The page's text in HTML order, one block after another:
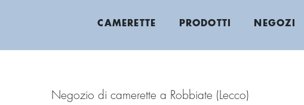
CAMERETTE PRODOTTI NEGOZI
Negozio di camerette a Robbiate (Lecco)